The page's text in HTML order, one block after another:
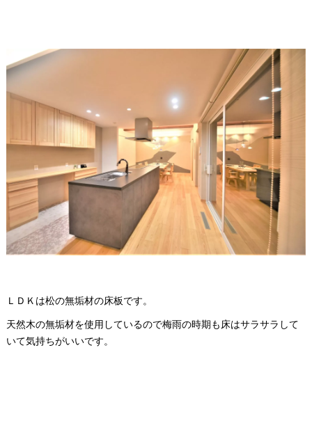
ＬＤＫは松の無垢材の床板です。
天然木の無垢材を使用しているので梅雨の時期も床はサラサラして
いて気持ちがいいです。